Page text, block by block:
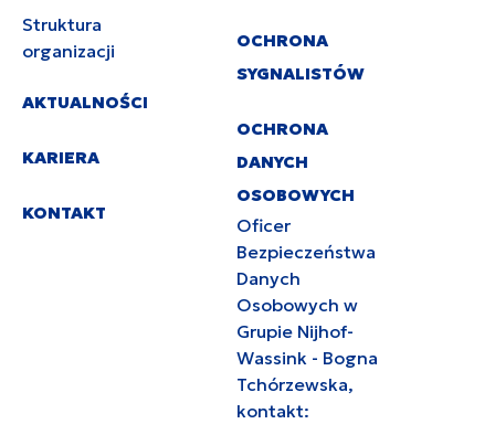
Struktura
organizacji
AKTUALNOŚCI
KARIERA
KONTAKT
OCHRONA
SYGNALISTÓW
OCHRONA
DANYCH
OSOBOWYCH
Oficer
Bezpieczeństwa
Danych
Osobowych w
Grupie Nijhof-
Wassink - Bogna
Tchórzewska,
kontakt: